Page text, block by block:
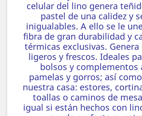
celular del lino genera
pastel de una calidez y
inigualables. A ello se le
fibra de gran durabilidad y
térmicas exclusivas.
ligeros y frescos. Ideales
bolsos y complementos
pamelas y gorros; así
nuestra casa: estores,
toallas o caminos de
igual si están hechos con